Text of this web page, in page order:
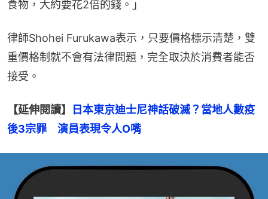
食物，大約要花2倍的錢。」
律師Shohei Furukawa表示，只要價格標示清楚，雙
重價格制就不會有法律問題，完全取決於消費者能否
接受。
【延伸閱讀】
日本東京迪士尼神話破滅？當地人數疫
後3宗罪　演員表現令人O嘴